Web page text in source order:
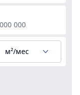
м²/мес